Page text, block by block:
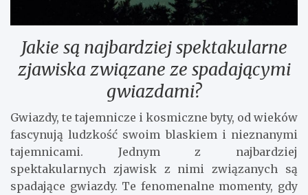
Jakie są najbardziej spektakularne
zjawiska związane ze spadającymi
gwiazdami?
Gwiazdy, te tajemnicze i kosmiczne byty, od wieków
fascynują ludzkość swoim blaskiem i nieznanymi
tajemnicami. Jednym z najbardziej
spektakularnych zjawisk z nimi związanych są
spadające gwiazdy. Te fenomenalne momenty, gdy